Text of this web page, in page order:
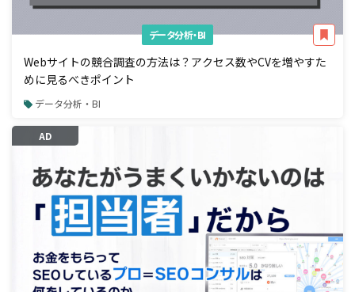
データ分析・BI
Webサイトの競合調査の方法は？アクセス数やCVを増やすた
めに見るべきポイント
データ分析・BI
AD